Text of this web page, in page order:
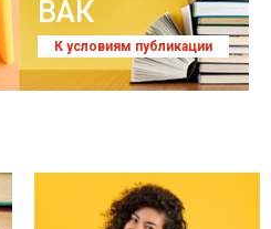
ВАК
К условиям публикации